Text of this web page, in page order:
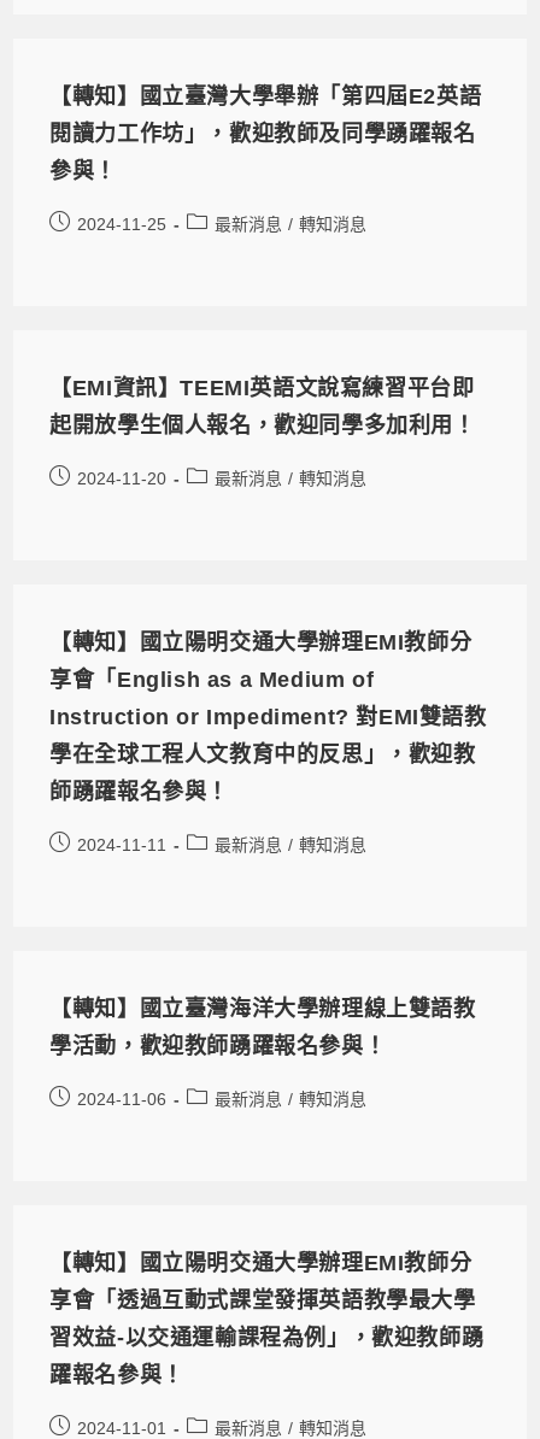
【轉知】國立臺灣大學舉辦「第四屆E2英語
閱讀力工作坊」，歡迎教師及同學踴躍報名
參與！
2024-11-25 最新消息 / 轉知消息
【EMI資訊】TEEMI英語文說寫練習平台即
起開放學生個人報名，歡迎同學多加利用！
2024-11-20 最新消息 / 轉知消息
【轉知】國立陽明交通大學辦理EMI教師分
享會「English as a Medium of
Instruction or Impediment? 對EMI雙語教
學在全球工程人文教育中的反思」，歡迎教
師踴躍報名參與！
2024-11-11 最新消息 / 轉知消息
【轉知】國立臺灣海洋大學辦理線上雙語教
學活動，歡迎教師踴躍報名參與！
2024-11-06 最新消息 / 轉知消息
【轉知】國立陽明交通大學辦理EMI教師分
享會「透過互動式課堂發揮英語教學最大學
習效益-以交通運輸課程為例」，歡迎教師踴
躍報名參與！
2024-11-01 最新消息 / 轉知消息